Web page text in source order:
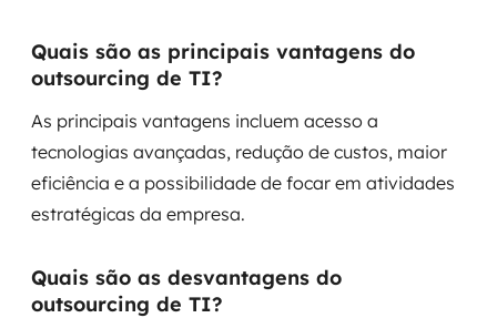
Quais são as principais vantagens do
outsourcing de TI?
As principais vantagens incluem acesso a
tecnologias avançadas, redução de custos, maior
eficiência e a possibilidade de focar em atividades
estratégicas da empresa.
Quais são as desvantagens do
outsourcing de TI?